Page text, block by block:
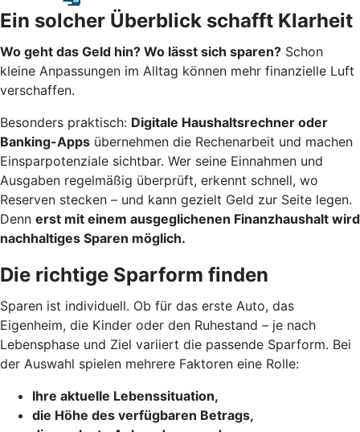
Ein solcher Überblick schafft Klarheit
Wo geht das Geld hin? Wo lässt sich sparen? Schon
kleine Anpassungen im Alltag können mehr finanzielle Luft
verschaffen.
Besonders praktisch: Digitale Haushaltsrechner oder
Banking-Apps übernehmen die Rechenarbeit und machen
Einsparpotenziale sichtbar. Wer seine Einnahmen und
Ausgaben regelmäßig überprüft, erkennt schnell, wo
Reserven stecken – und kann gezielt Geld zur Seite legen.
Denn erst mit einem ausgeglichenen Finanzhaushalt wird
nachhaltiges Sparen möglich.
Die richtige Sparform finden
Sparen ist individuell. Ob für das erste Auto, das
Eigenheim, die Kinder oder den Ruhestand – je nach
Lebensphase und Ziel variiert die passende Sparform. Bei
der Auswahl spielen mehrere Faktoren eine Rolle:
Ihre aktuelle Lebenssituation,
die Höhe des verfügbaren Betrags,